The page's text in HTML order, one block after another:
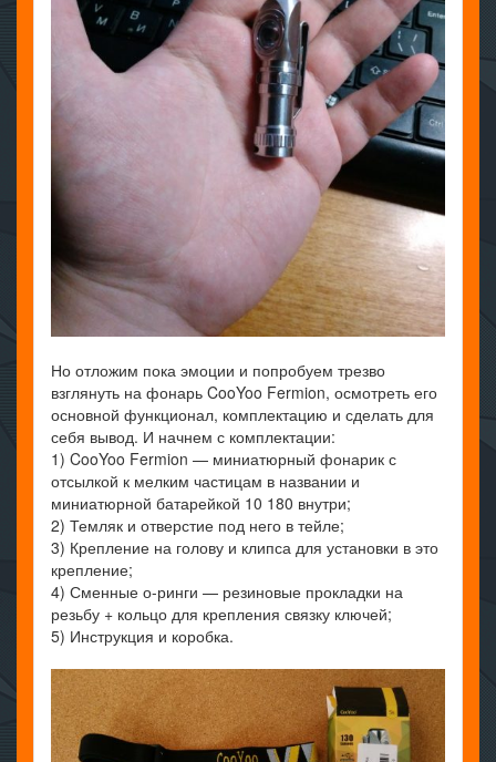
Но отложим пока эмоции и попробуем трезво
взглянуть на фонарь CooYoo Fermion, осмотреть его
основной функционал, комплектацию и сделать для
себя вывод. И начнем с комплектации:
1) CooYoo Fermion — миниатюрный фонарик с
отсылкой к мелким частицам в названии и
миниатюрной батарейкой 10 180 внутри;
2) Темляк и отверстие под него в тейле;
3) Крепление на голову и клипса для установки в это
крепление;
4) Сменные о-ринги — резиновые прокладки на
резьбу + кольцо для крепления связку ключей;
5) Инструкция и коробка.